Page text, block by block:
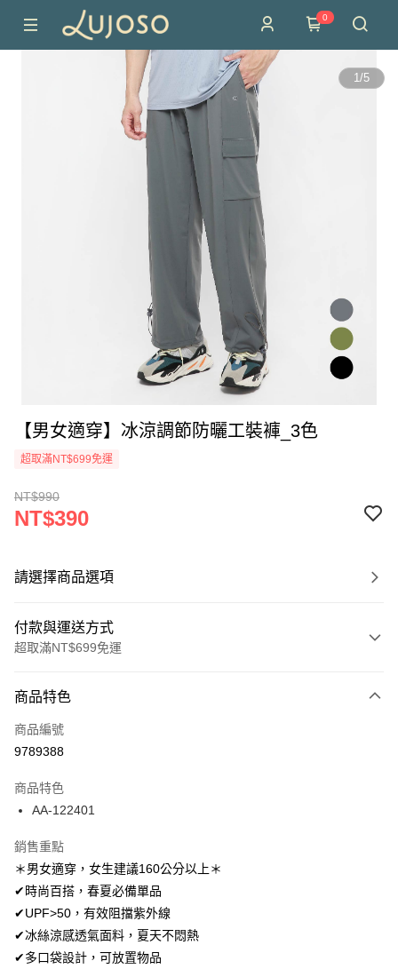
0
1/5
【男女適穿】冰涼調節防曬工裝褲_3色
超取滿NT$699免運
NT$990
NT$390
請選擇商品選項
付款與運送方式
超取滿NT$699免運
信用卡一次付款
超商取貨付款
Apple Pay
街口支付
悠遊付
商品特色
商品編號
9789388
商品特色
AA-122401
銷售重點
＊男女適穿，女生建議160公分以上＊
✔時尚百搭，春夏必備單品
✔UPF>50，有效阻擋紫外線
✔冰絲涼感透氣面料，夏天不悶熱
✔多口袋設計，可放置物品